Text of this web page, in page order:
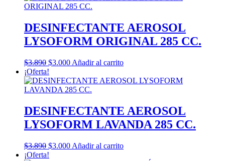
DESINFECTANTE AEROSOL
LYSOFORM ORIGINAL 285 CC.
$3.890 El
precio
original
era:
$3.000El
actual
es:
Añadir al carrito
¡Oferta!
DESINFECTANTE AEROSOL
LYSOFORM LAVANDA 285 CC.
$3.890 El
precio
$3.000ElAñadir al carrito
¡Oferta!